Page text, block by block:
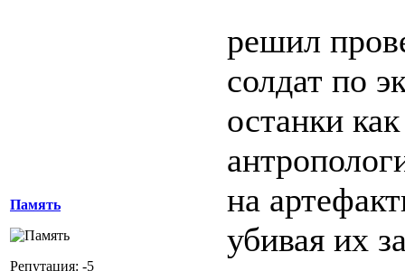
Память
Репутация: -5
решил
солдат по
останки
на
убивая их